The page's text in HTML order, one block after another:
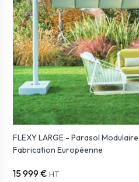
FLEXY LARGE - Parasol
Fabrication Européenne
15 999 € HT